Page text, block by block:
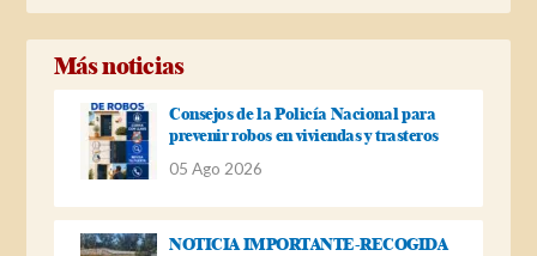
Más noticias
Consejos de la Policía Nacional para
prevenir robos en viviendas y trasteros
05 Ago 2026
NOTICIA IMPORTANTE-RECOGIDA